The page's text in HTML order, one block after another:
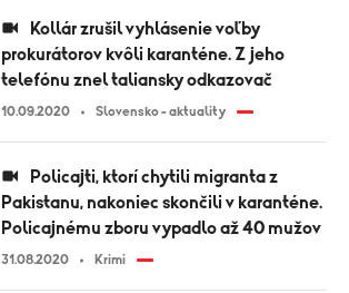
prokurátorov kvôli karanténe. Z jeho
telefónu znel taliansky odkazovač
10.09.2020 Slovensko - aktuality
Pakistanu, nakoniec skončili v karanténe.
Policajnému zboru vypadlo až 40 mužov
31.08.2020 Krimi